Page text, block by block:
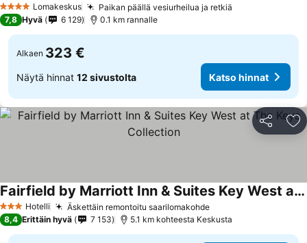
4 TähtiluokitusLomakeskus Paikan päällä vesiurheilua ja retkiä
7,8 Hyvä 6 129 0.1 km rannalle
Alkaen 323 €
Näytä hinnat 12 sivustolta Katso hinnat
Jaa
3 Tähtiluokitus
Hotelli Äskettäin remontoitu saarilomakohde
Fairfield by Marriott Inn & Suites Key West at The Keys Collection
8,4 Erittäin hyvä 7 153 5.1 km kohteesta Keskusta